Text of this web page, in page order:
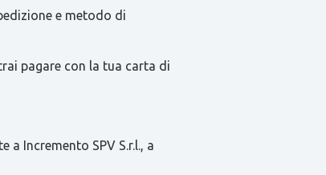
e metodo di
pagare con la tua carta di
Incremento SPV S.r.l., a